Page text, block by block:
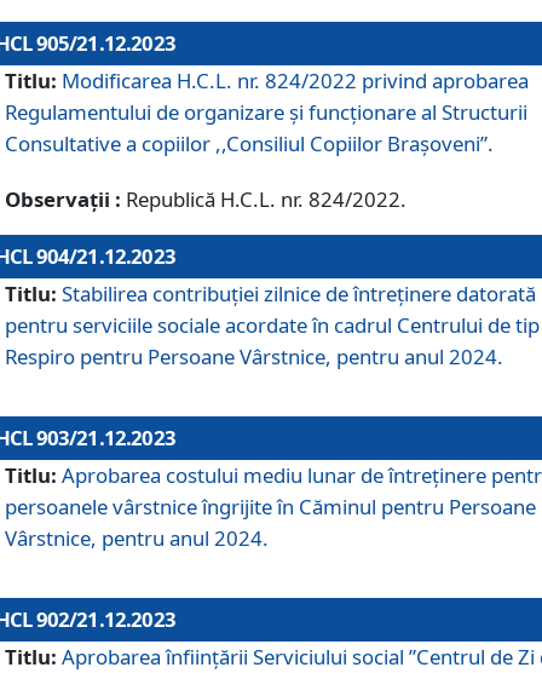
905/21.12.2023
Titlu: Modificarea H.C.L. nr. 824/2022 privind aprobarea
Regulamentului de organizare şi funcţionare al Structurii
Consultative a copiilor ,,Consiliul Copiilor Braşoveni”.
Observații : Republică H.C.L. nr. 824/2022.
904/21.12.2023
Titlu: Stabilirea contribuţiei zilnice de întreținere datorată
pentru serviciile sociale acordate în cadrul Centrului de tip
Respiro pentru Persoane Vârstnice, pentru anul 2024.
903/21.12.2023
Titlu: Aprobarea costului mediu lunar de întreţinere
persoanele vârstnice îngrijite în Căminul pentru Persoane
Vârstnice, pentru anul 2024.
902/21.12.2023
Titlu: Aprobarea înființării Serviciului social ”Centrul de Zi